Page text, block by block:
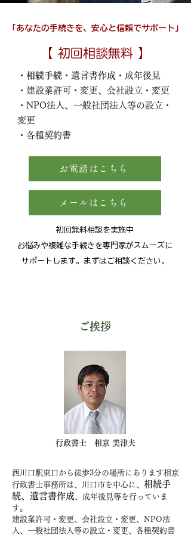
「あなたの手続きを、安心と信頼でサポート」
【 初回相談無料 】
・相続手続・遺言書作成・ 成年後見
・建設業許可・変更、会社設立・変更
・NPO法人、一般社団法人等の設立・
変更
・各種契約書
お電話はこちら
メールはこちら
初回無料相談を実施中
お悩みや複雑な手続きを専門家がスムーズに
サポートします。まずはご相談ください。
ご挨拶
行政書士 相京 美津夫
西川口駅東口から徒歩3分の場所にあります相京
行政書士事務所は、川口市を中心に、 相続手
続、遺言書作成、成年後見等を行っていま
す。
建設業許可・変更、会社設立・変更、NPO法
人、一般社団法人等の設立・変更、各種契約書